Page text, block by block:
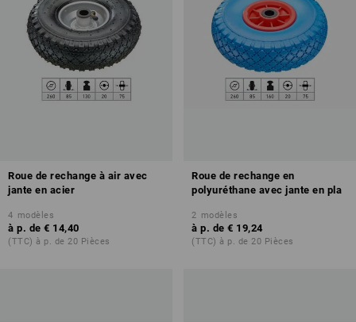
Roue de rechange à air avec
jante en acier
4 modèles
à p. de € 14,40
(TTC) à p. de 20 Pièces
Roue de rechange en
polyuréthane avec jante en pla
2 modèles
à p. de € 19,24
(TTC) à p. de 20 Pièces